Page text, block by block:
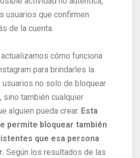
usuarios que confirmen
de la cuenta.
actualizamos cómo funciona
para brindarles la
usuarios no solo de bloquear
sino también cualquier
alguien pueda crear. Esta
permite bloquear también
que esa persona
Según los resultados de las